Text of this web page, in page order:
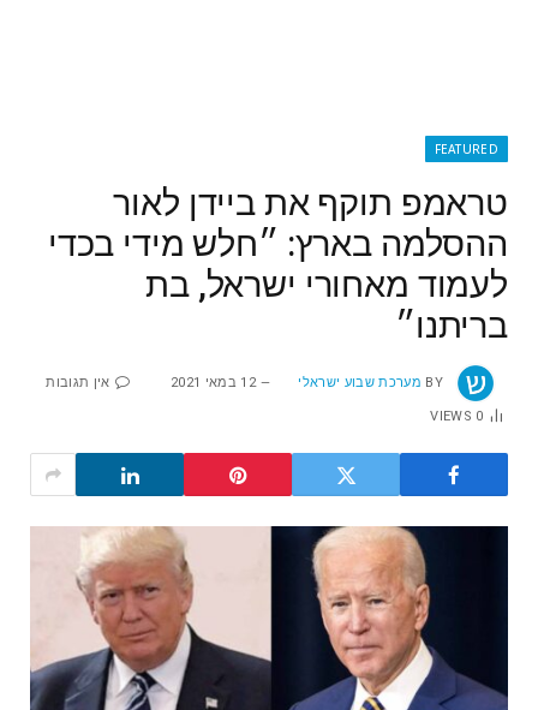
FEATURED
טראמפ תוקף את ביידן לאור
ההסלמה בארץ: ״חלש מידי בכדי
לעמוד מאחורי ישראל, בת
בריתנו״
BY מערכת שבוע ישראלי 12 במאי 2021 אין תגובות
0
VIEWS